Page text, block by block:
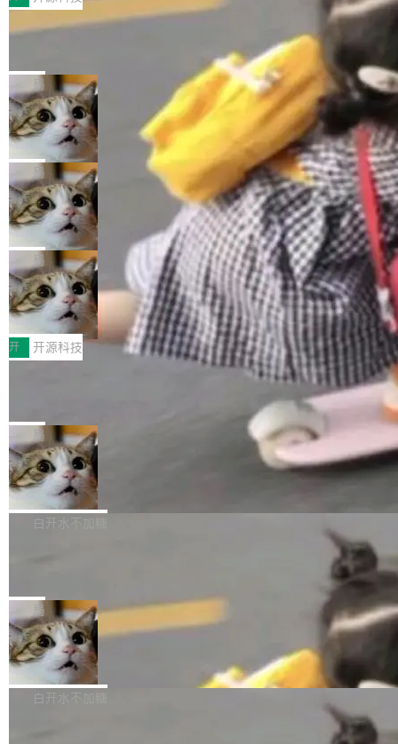
由中关村智联软件服务业质量创新联盟主办，以
“智构可信·质创未来——AI原生时代的质量新范
式”为主题，直面AI从实验室走向规模化产业落地
的核心质量命题。会上，《2026智能研发生产力
工具选型手册》发布，Testin云测的Testin XAge
nt智能测试系统入选AI测试领域代表产品。对CI
O而言，这提示了一个转变：AI测试正在从效率
工具升级为企业的质量基础设施。 CIO面对的新
现实 过去两年，CIO们的焦虑清单上多了两项：
一是如何让大模型和智能体应用安全地从PoC走
向生产，二是如何让测试团队跟得上AI应用...
让非法状态不可表示：一篇关于 ADT
有一种东西，一旦用过就回不去了。Alex Fedos
eev 管它叫"软件设计的基石"。 他说的东西不新
鲜——代数数据类型（ADT），尤其是和类型
（sum type）。但他说清楚了一件事：这不是类
型系统的学术体操，是日常编码的思维方式。 文
章从一个简单的例子切入。一个网站的深色主题
设置，如果用布尔值 + 可空字段来表示——bool
ean 表示是否可切换，nullable 的默认模式、浅
色方案、深色方案——会产生大量无意义的组
合。方案缺了、配置冲突了、全 null 了。要知道
哪些组合有效，作者说，你得靠"文档、校验、或
者部落知识"。 换个写法。Rust 的 enum，两个
变体：Switchable...
局
Cloudflare 开源内部企业 AI 平台 Clou
dflare OS
Cloudflare 发布了一个开源项目 Cloudflare O
S。如果你只看官方博客，你会觉得这是又一
个"AI 知识库 + 聊天机器人"——每个大厂都在
做，没什么新鲜的。 但 Kenton Varda 在 Twitte
r 上把事情说清楚了： 今天我们发布了 Cloudfla
re OS，一个带连接器的聊天机器人，跟其他所
有科技公司做的一样。只不过，实际上它不一
样。这是 Sandstorm.io 的重制版，我十年前的
那个创业公司。不同的是，这次它构建在 Cloudf
lare Workers 上——我花了九年时间搭建的平台
——并且深度集成了 AI。这基本上是我十年秘密
局
Deno 团队开源 Celld，可自托管的分
布式 Durable Objects
Ryan Dahl 领导的 Deno 团队推出了最新开源项
目 Celld，一个能在自己机器上运行 Cloudflare
Workers 和 Durable Objects 的守护进程。 设
计思路很直接：每个对象是一个独立的 SQLite
数据库，按名称寻址，复制到你自己的 S3 兼容
存储库里。节点之间只通过这个存储库协调——
没有控制平面，没有共识协议。每个对象自带一
个小型数据库，应用天然按分片构建，单个数据
库的竞争和爆炸半径问题在设计层面就被消除
了。 闲置的 cell 会休眠到几乎不占资源。当 cel
l 迁移或唤醒时，新宿主从 S3 恢复 SQLite 数据
库继续执行。存储库是持久化的唯一真相...
局
鲁大师7月新机性能/流畅/AI榜：vivo夺
性能、流畅双第一，三星Galaxy Z系列
新折叠缺席
2026年7月的手机市场，由于存储等硬件成本暴
增，手机厂商的日子也不好过啊，新机速度明显
放缓，因此硝烟味淡了许多。新机参数规格除开
Fold8 / Z Flip8）外，其余要么是中低端机器，
例如iQOO Z11i、REDMI Note 17、REDMI No
te 17 Pro、OPPO K15，要么是vivo X300 E这
样的次旗舰。 Galaxy Z Fold8 Ultra / Z Fold8 /
Z Flip8三款折叠屏新机均在7月22日发布，且全
部搭载骁龙8 Elite Gen5 for Galaxy，它们本该
开 开源科技
Zed 编辑器团队发布了新项目——DeltaDB，一
个在 git commit 之间记录每一次编辑操作的版
本控制系统。目前处于 Early Access 阶段。 De
ltaDB 的核心思路直接写在 landing page 最显
眼的位置：「Software is made between com
mits」——软件是在 commit 之间写出来的。git
是把这段空隙补上。 回退到任何一次编辑：Delt
aDB 捕获 commit 之间的每一次操作，...
局
SpaceXAI 单季资本开支达 183 亿美元
根据风险投资人Tomer Tunguz 博客（VC 分
析）披露的最新分析与第二季度业绩报告，Spac
微软同期总资本开支的四成。 与亚马逊、Alpha
bet、微软以及 Meta 等传统科技巨头相比，Spa
ceXAI的资金消耗速度尤为引人瞩目。然而，支
撑庞大支出的资金来源却呈现出截然不同的面
貌。数据显示，微软和 Meta 主要依托充沛的经
白开水不加糖
一个在终端里运行的编程 agent；Muse Spark
1.2，驱动这个 agent 的新模型。一句话概括：
你可以用 curl -fsSL https://dev.meta.ai/install.
sh | bash 安装一个能在大项目里自动规划、写
代码、验证结果的 AI 终端工具。 据介绍，Muse
局
美团开源 LoHoSearch，用知识图谱校
准 AI 能力认知
机器出题的前提，是让机器拥有全局视野。整个
构建流程可以分为四个环节：建图 → 控制难度
白开水不加糖